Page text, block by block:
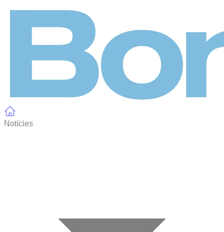
Notícies